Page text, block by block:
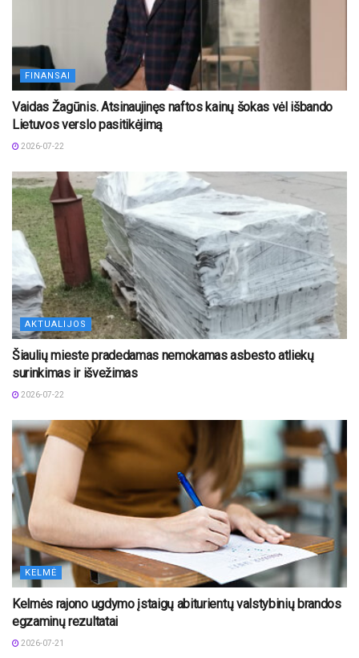
FINANSAI
Vaidas Žagūnis. Atsinaujinęs naftos kainų šokas vėl išbando
Lietuvos verslo pasitikėjimą
2026-07-22
AKTUALIJOS
Šiaulių mieste pradedamas nemokamas asbesto atliekų
surinkimas ir išvežimas
2026-07-22
KELMĖ
Kelmės rajono ugdymo įstaigų abiturientų valstybinių brandos
egzaminų rezultatai
2026-07-21